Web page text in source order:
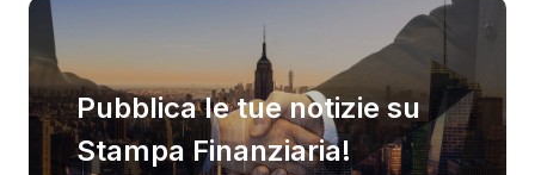
Pubblica le tue notizie su
Stampa Finanziaria!